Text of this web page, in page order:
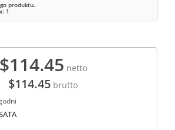
produktu.
1
$114.45 netto
$114.45 brutto